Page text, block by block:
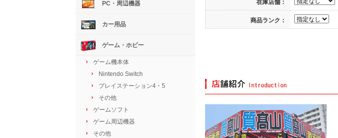
在庫店舗：
商品ランク：
PC・周辺機器
カー用品
ゲーム・ホビー
ゲーム機本体
Nintendo Switch
プレイステーション4・5
その他
ゲームソフト
ゲーム周辺機器
その他